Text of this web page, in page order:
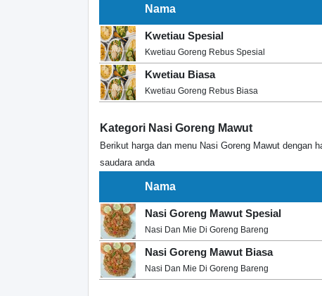
Nama
Kwetiau Spesial
Kwetiau Goreng Rebus Spesial
Kwetiau Biasa
Kwetiau Goreng Rebus Biasa
Kategori Nasi Goreng Mawut
Berikut harga dan menu Nasi Goreng Mawut dengan
saudara anda
Nama
Nasi Goreng Mawut Spesial
Nasi Dan Mie Di Goreng Bareng
Nasi Goreng Mawut Biasa
Nasi Dan Mie Di Goreng Bareng